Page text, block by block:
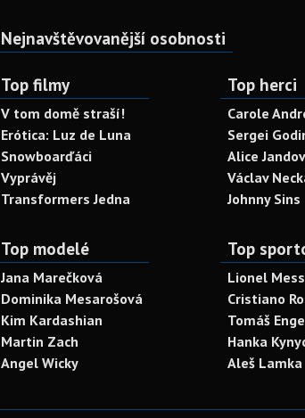
Nejnavštěvovanější osobnosti
Top filmy
V tom domě straší!
Erótica: Luz de Luna
Snowboarďáci
Vyprávěj
Transformers Jedna
Top herci
Carole
Sergei
Alice
Václav
Johnny Sins
Top modelé
Jana Marečková
Dominika Mesarošová
Kim Kardashian
Martin Zach
Angel Wicky
Top
Lionel
Cristiano
Tomáš Enge
Hanka
Aleš Lamka